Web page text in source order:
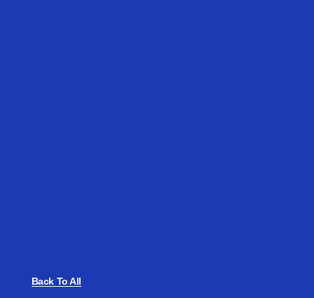
Back To All